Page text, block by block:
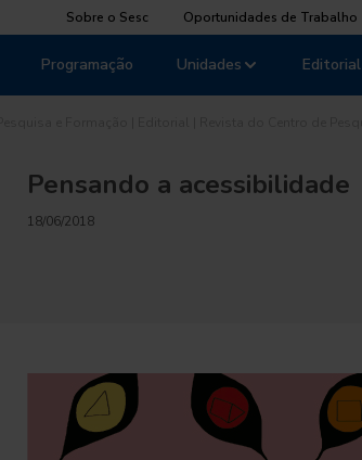
Sobre o Sesc Oportunidades de Trabalho
Unidades
Programação Editorial
Pensando a acessibilidade
18/06/2018